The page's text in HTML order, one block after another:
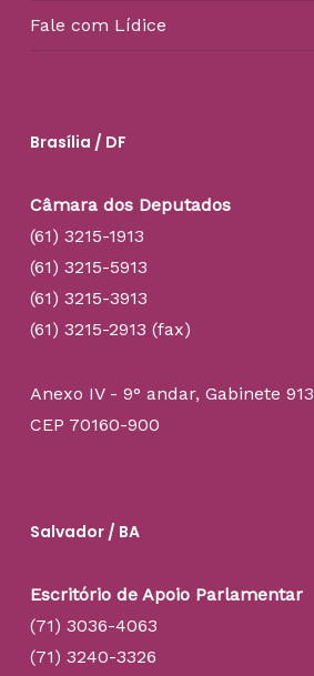
Fale com Lídice
Brasília / DF
Câmara dos Deputados
(61) 3215-1913
(61) 3215-5913
(61) 3215-3913
(61) 3215-2913 (fax)
Anexo IV - 9° andar, Gabinete 913
CEP 70160-900
Salvador / BA
Escritório de Apoio Parlamentar
(71) 3036-4063
(71) 3240-3326